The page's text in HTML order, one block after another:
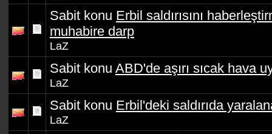
Sabit konu Erbil saldırısını
muhabire darp
LaZ
Sabit konu ABD'de aşırı sıcak hava
LaZ
Sabit konu Erbil'deki saldırıda
LaZ